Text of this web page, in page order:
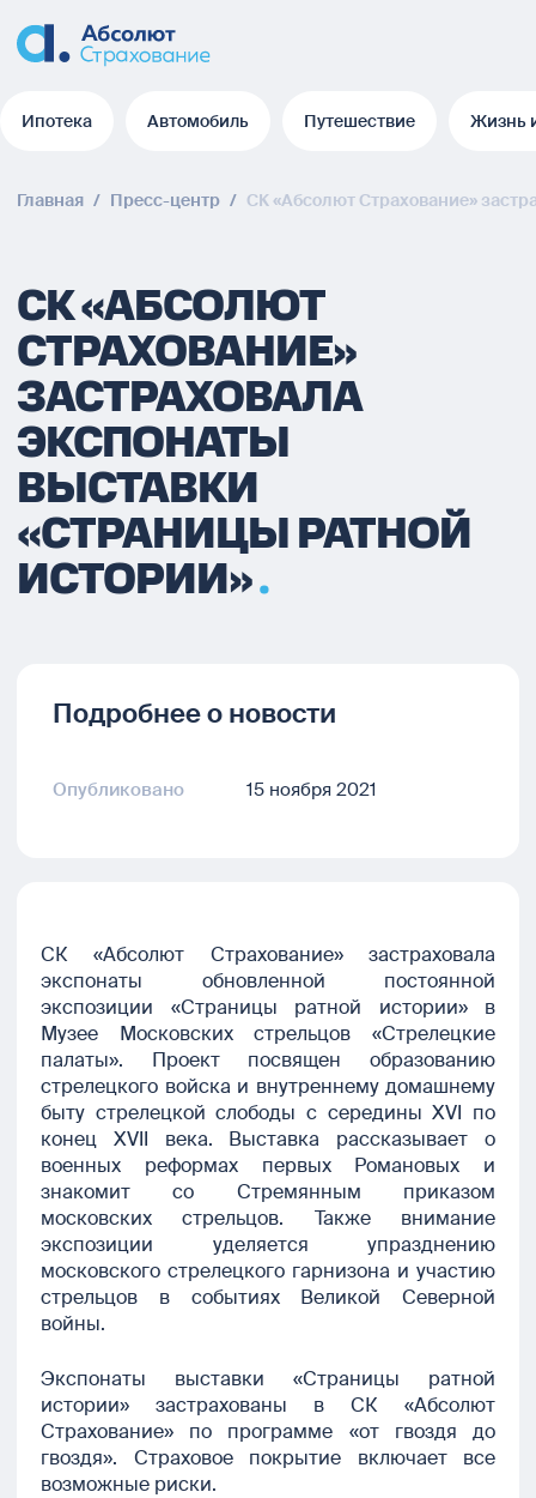
Ипотека Автомобиль Путешествие Жизнь
Главная / Пресс-центр / СК «Абсолют Страхование»
СК «АБСОЛЮТ
СТРАХОВАНИЕ»
ЗАСТРАХОВАЛА
ЭКСПОНАТЫ
ВЫСТАВКИ
«СТРАНИЦЫ РАТНОЙ
ИСТОРИИ»
Подробнее о новости
Опубликовано 15 ноября 2021
СК «Абсолют Страхование» застраховала
экспонаты обновленной постоянной
экспозиции «Страницы ратной истории» в
Музее Московских стрельцов «Стрелецкие
палаты». Проект посвящен образованию
стрелецкого войска и внутреннему домашнему
быту стрелецкой слободы с середины XVI по
конец XVII века. Выставка рассказывает о
военных реформах первых Романовых и
знакомит со Стремянным приказом
московских стрельцов. Также внимание
экспозиции уделяется упразднению
московского стрелецкого гарнизона и участию
стрельцов в событиях Великой Северной
войны.
Экспонаты выставки «Страницы ратной
истории» застрахованы в СК «Абсолют
Страхование» по программе «от гвоздя до
гвоздя». Страховое покрытие включает все
возможные риски.